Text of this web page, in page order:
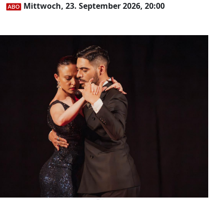
Mittwoch, 23. September 2026, 20:00